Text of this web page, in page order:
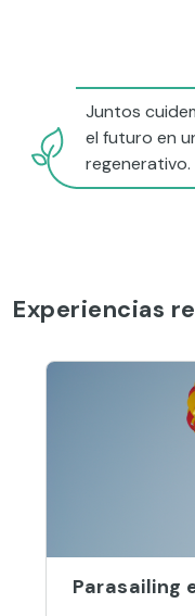
Juntos
el futuro en
regenerativo.
Experiencias
Parasailing